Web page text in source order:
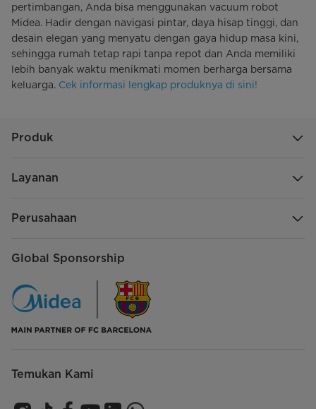
pertimbangan, Anda bisa menggunakan vacuum robot
Midea. Hadir dengan navigasi pintar, daya hisap tinggi, dan
desain elegan yang menyatu dengan gaya hidup masa kini,
sehingga rumah tetap rapi tanpa repot dan Anda memiliki
lebih banyak waktu menikmati momen berharga bersama
keluarga. Cek informasi lengkap produknya di sini!
Produk
Layanan
Perusahaan
Global Sponsorship
Temukan Kami